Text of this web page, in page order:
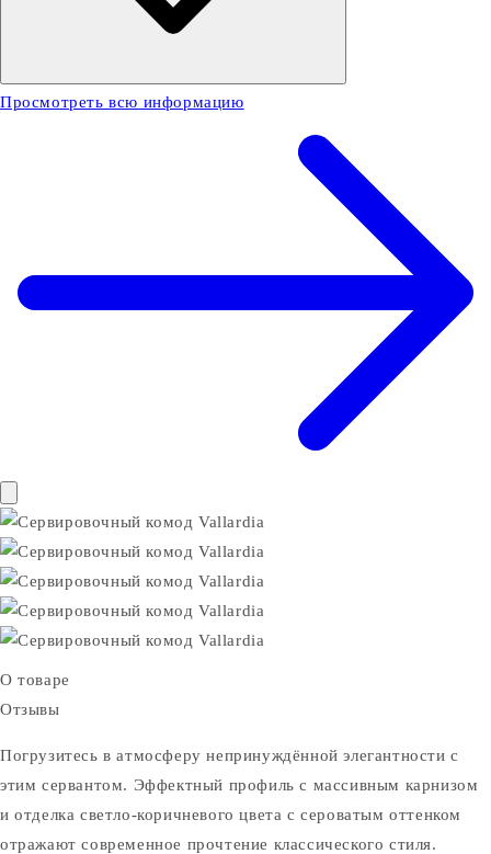
Просмотреть всю информацию
О товаре
Отзывы
Погрузитесь в атмосферу непринуждённой элегантности с
этим сервантом. Эффектный профиль с массивным карнизом
и отделка светло-коричневого цвета с сероватым оттенком
отражают современное прочтение классического стиля.